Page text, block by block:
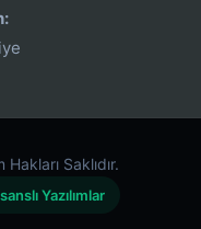
Saklıdır.
Yazılımlar